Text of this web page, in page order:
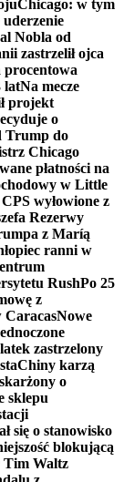
Chicago: w tym
Nobla od
zastrzelił ojca
procentowa
latNa mecze
projekt
o
Trump do
Chicago
płatności na
w Little
wyłowione z
Rezerwy
z Maríą
ranni w
RushPo 25
z
CaracasNowe
zastrzelony
Chiny karzą
o
sklepu
się o stanowisko
blokującą
Tim Waltz